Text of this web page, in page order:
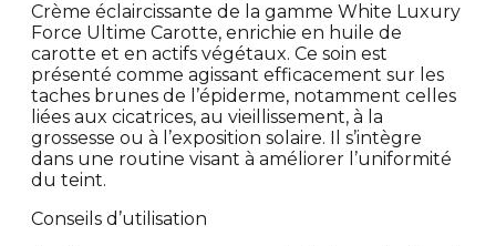
Crème éclaircissante de la gamme White Luxury
Force Ultime Carotte, enrichie en huile de
carotte et en actifs végétaux. Ce soin est
présenté comme agissant efficacement sur les
taches brunes de l’épiderme, notamment celles
liées aux cicatrices, au vieillissement, à la
grossesse ou à l’exposition solaire. Il s’intègre
dans une routine visant à améliorer l’uniformité
du teint.
Conseils d’utilisation